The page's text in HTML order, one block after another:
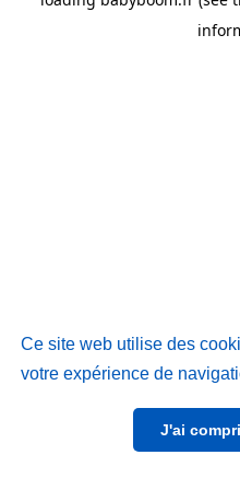
Ce site web utilise des
votre expérience de
J'ai